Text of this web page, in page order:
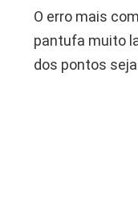
O erro mais
pantufa muito
dos pontos